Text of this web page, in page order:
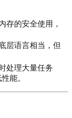
存的安全使用，
层语言相当，但
处理大量任务
能。